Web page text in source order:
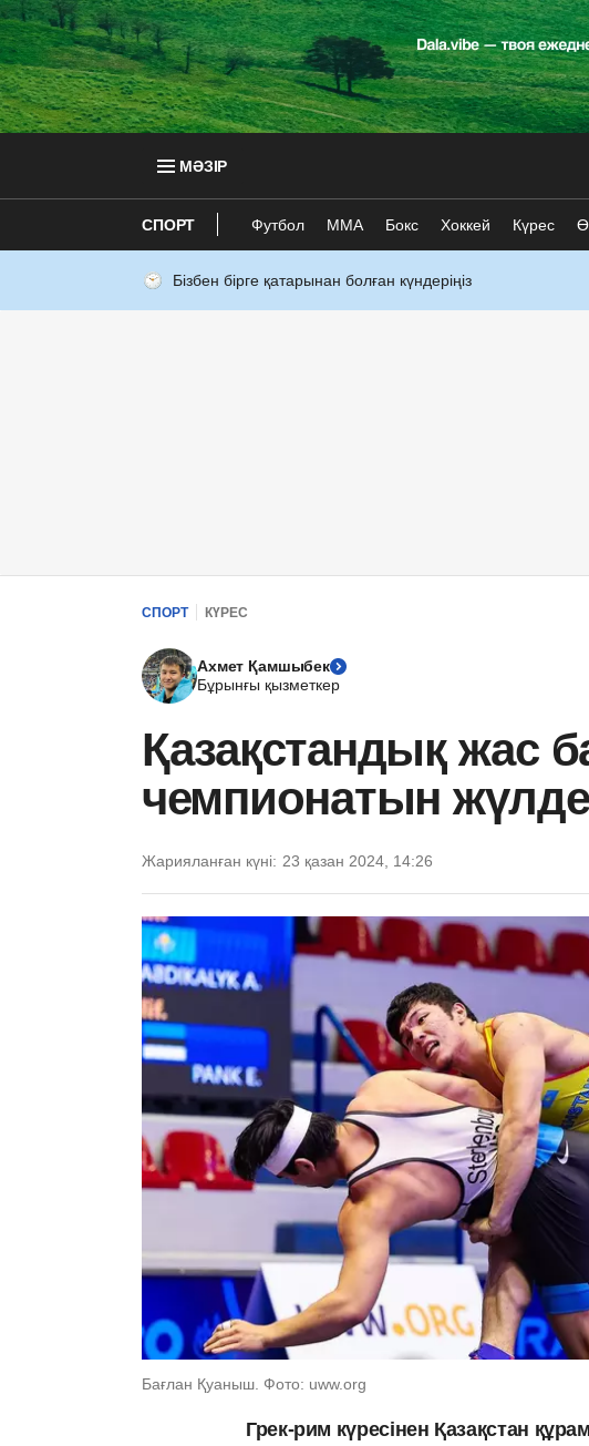
МӘЗІР
СПОРТ Футбол ММА Бокс Хоккей Күрес
Бізбен бірге қатарынан болған күндеріңіз
СПОРТ КҮРЕС
Ахмет Қамшыбек
Бұрынғы қызметкер
Қазақстандық жас
чемпионатын
Жарияланған күні: 23 қазан 2024, 14:26
Бағлан Қуаныш. Фото: uww.org
Грек-рим күресінен Қазақстан